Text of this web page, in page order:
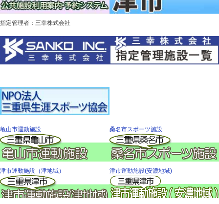
指定管理者：三幸株式会社